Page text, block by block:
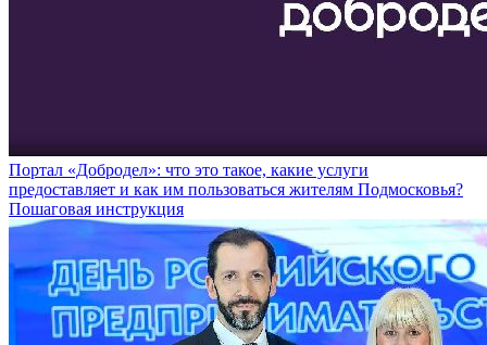
Портал «Добродел»: что это такое, какие услуги
предоставляет и как им пользоваться жителям Подмосковья?
Пошаговая инструкция